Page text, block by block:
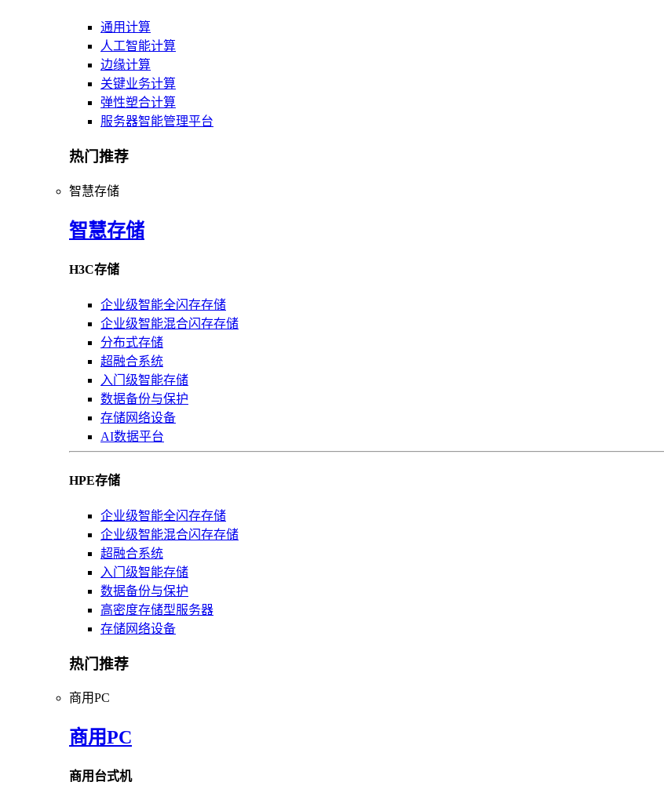
通用计算
人工智能计算
边缘计算
关键业务计算
弹性塑合计算
服务器智能管理平台
热门推荐
智慧存储
智慧存储
H3C存储
企业级智能全闪存存储
企业级智能混合闪存存储
分布式存储
超融合系统
入门级智能存储
数据备份与保护
存储网络设备
AI数据平台
HPE存储
企业级智能全闪存存储
企业级智能混合闪存存储
超融合系统
入门级智能存储
数据备份与保护
高密度存储型服务器
存储网络设备
热门推荐
商用PC
商用PC
商用台式机